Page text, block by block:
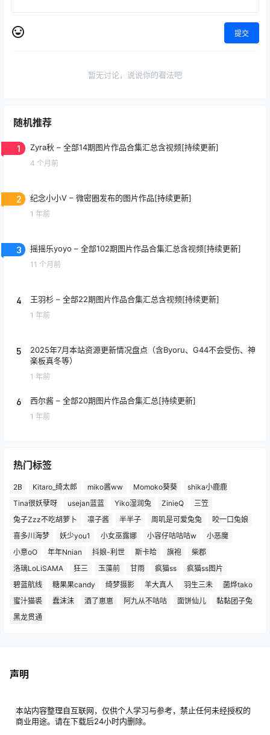
提交
暂无讨论，说说你的看法吧
随机推荐
1 Zyra秋 – 全部14期图片作品合集汇总含视频[持续更新]
4 个月前
2 纪念小小V – 微密圈发布的图片作品[持续更新]
1 年前
3 摇摇乐yoyo – 全部102期图片作品合集汇总含视频[持续更新]
11 个月前
4 王羽杉 – 全部22期图片作品合集汇总含视频[持续更新]
1 年前
5
2025年7月本站资源更新情况盘点（含Byoru、G44不会受伤、神
楽板真冬等）
1 年前
6 西尔酱 – 全部20期图片作品合集汇总[持续更新]
1 年前
热门标签
2B Kitaro_绮太郎 miko酱ww Momoko葵葵
shika小鹿鹿
Tina很妖孽呀
usejan蓝蓝 Yiko湿润兔 ZinieQ
三笠
兔子Zzz不吃胡萝卜
凛子酱 半半子 周叽是可爱兔兔
咬一口兔娘
喜多川海梦
妖少you1 小女巫露娜 小容仔咕咕咕w
小恶魔
小意oO
年年Nnian 抖娘-利世 斯卡哈 旗袍
柴郡
洛璃LoLiSAMA
狂三 玉藻前 甘雨 疯猫ss
疯猫ss图片
碧蓝航线
糖果果candy 绮梦摄影 羊大真人 羽生三未
菌烨tako
蜜汁猫裘
蠢沫沫 酒了崽崽 阿九从不咕咕 面饼仙儿
黏黏团子兔
黑龙贯通
声明
本站内容整理自互联网，仅供个人学习与参考，禁止任何未经授权的
商业用途。请在下载后24小时内删除。